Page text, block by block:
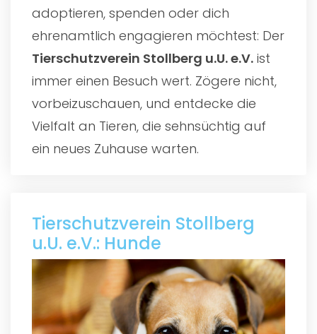
adoptieren, spenden oder dich
ehrenamtlich engagieren möchtest: Der
Tierschutzverein Stollberg u.U. e.V. ist
immer einen Besuch wert. Zögere nicht,
vorbeizuschauen, und entdecke die
Vielfalt an Tieren, die sehnsüchtig auf
ein neues Zuhause warten.
Tierschutzverein Stollberg
u.U. e.V.: Hunde